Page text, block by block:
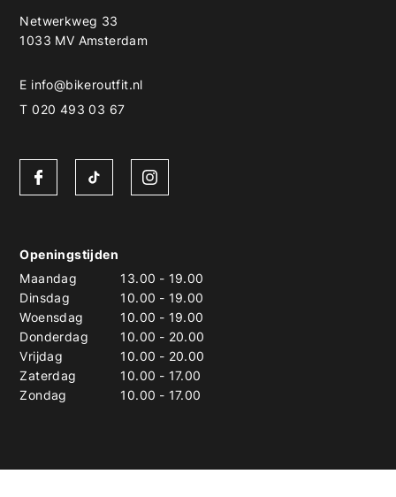
Netwerkweg 33
1033 MV Amsterdam
E info@bikeroutfit.nl
T 020 493 03 67
Openingstijden
Maandag
13.00 - 19.00
Dinsdag
10.00 - 19.00
Woensdag
10.00 - 19.00
Donderdag
10.00 - 20.00
Vrijdag
10.00 - 20.00
Zaterdag
10.00 - 17.00
Zondag
10.00 - 17.00